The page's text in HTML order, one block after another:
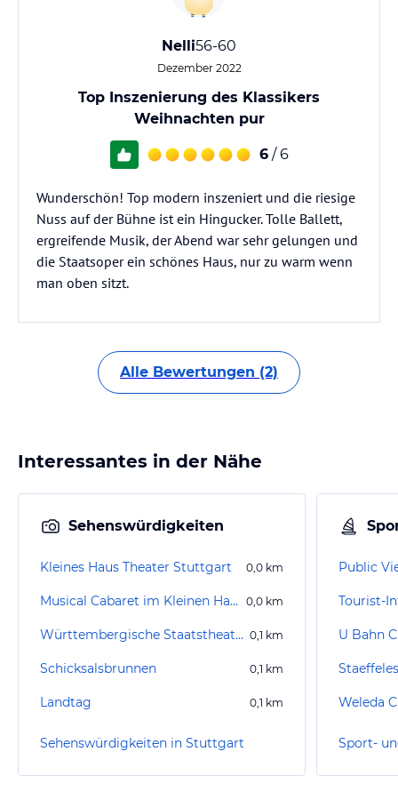
Nelli56-60
Dezember 2022
Top Inszenierung des Klassikers
Weihnachten pur
6 / 6
Wunderschön! Top modern inszeniert und die riesige
Nuss auf der Bühne ist ein Hingucker. Tolle Ballett,
ergreifende Musik, der Abend war sehr gelungen und
die Staatsoper ein schönes Haus, nur zu warm wenn
man oben sitzt.
Alle Bewertungen (2)
Interessantes in der Nähe
Sehenswürdigkeiten
Kleines Haus Theater Stuttgart 0,0 km
Musical Cabaret im Kleinen Haus 0,0 km
Württembergische Staatstheater 0,1 km
Schicksalsbrunnen 0,1 km
Landtag 0,1 km
Sehenswürdigkeiten in Stuttgart
Public
Tourist-
U Bahn
Weleda